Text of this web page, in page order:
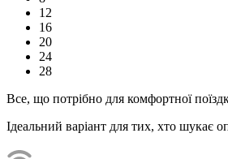
12
16
20
24
28
Все, що потрібно для комфортної
Ідеальний варіант для тих, хто шукає